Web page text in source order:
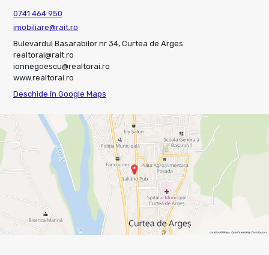
0741 464 950
imobiliare@rait.ro
Bulevardul Basarabilor nr 34, Curtea de Arges
realtorai@rait.ro
ionnegoescu@realtorai.ro
www.realtorai.ro
Deschide în Google Maps